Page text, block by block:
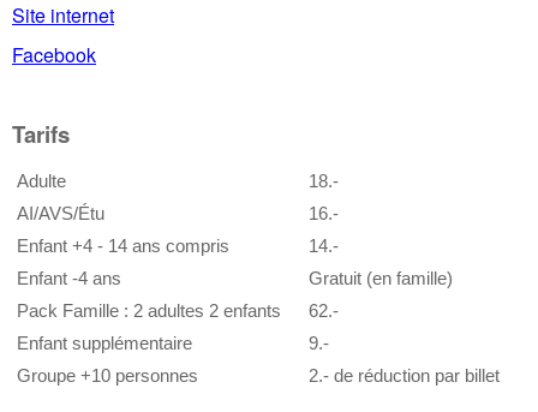
Site internet
Facebook
Tarifs
Adulte
18.-
AI/AVS/Étu
16.-
Enfant +4 - 14 ans compris
14.-
Enfant -4 ans
Gratuit (en famille)
Pack Famille : 2 adultes 2 enfants
62.-
Enfant supplémentaire
9.-
Groupe +10 personnes
2.- de réduction par billet